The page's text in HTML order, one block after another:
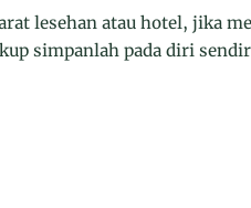
lesehan atau hotel, jika
simpanlah pada diri